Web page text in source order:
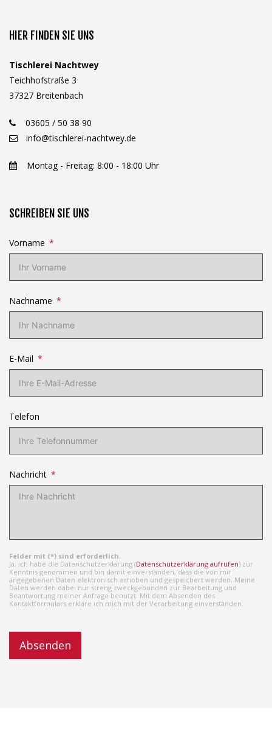
HIER FINDEN SIE UNS
Tischlerei Nachtwey
Teichhofstraße 3
37327 Breitenbach
03605 / 50 38 90
info@tischlerei-nachtwey.de
Montag - Freitag: 8:00 - 18:00 Uhr
SCHREIBEN SIE UNS
Vorname
Nachname
E-Mail
Telefon
Nachricht
Felder mit (*) sind erforderlich.
Ja, ich habe die Datenschutzerklärung (Datenschutzerklärung aufrufen) zur
Kenntnis genommen und bin damit einverstanden, dass die von mir
angegebenen Daten elektronisch erhoben und gespeichert werden. Meine
Daten werden dabei nur streng zweckgebunden zur Bearbeitung und
Beantwortung meiner Anfrage benutzt. Mit dem Absenden des
Kontaktformulars erkläre ich mich mit der Verarbeitung einverstanden.
Absenden